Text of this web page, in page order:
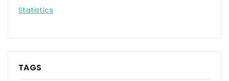
Statistics
TAGS